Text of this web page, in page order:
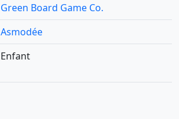
Green Board Game Co.
Asmodée
Enfant